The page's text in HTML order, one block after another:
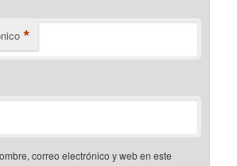
*
correo electrónico y web en este